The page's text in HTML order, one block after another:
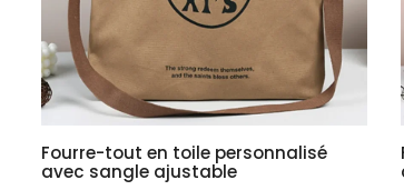
Fourre-tout en toile personnalisé
avec sangle ajustable